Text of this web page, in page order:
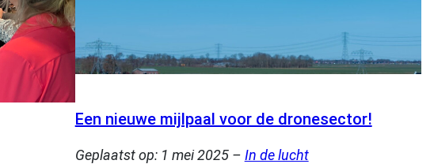
Een nieuwe mijlpaal voor de dronesector!
Geplaatst op: 1 mei 2025– In de lucht